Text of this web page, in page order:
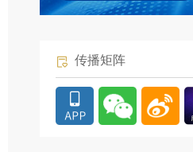
传播矩阵